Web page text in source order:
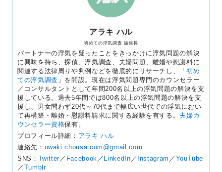
アラキ ハル
初めての浮気調査 編集長
パートナーの浮気を疑ったことをきっかけに浮気問題の解決
に興味を持ち、探偵、浮気調査、夫婦問題、離婚や慰謝料に
関連する法律周りや判例などを徹底的にリサーチし、「 初め
ての浮気調査 」を開設。現在は浮気問題専門のカウンセラー
／コンサルタントとして年間200名以上の浮気問題の解決を支
援している。過去5年間では800名以上の浮気問題の解決を支
援し、男女問わず20代～70代まで幅広い世代での浮気におい
て再構築・離婚・慰謝料請求に関する経験を有する。 夫婦カ
ウンセラー資格保有。
プロフィール詳細： アラキ ハル
連絡先： uwaki.chousa.com@gmail.com
SNS： Twitter／ Facebook ／ LinkedIn ／ Instagram ／ YouTube
／ Tumblr